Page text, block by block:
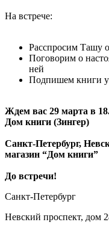
На встрече:
Расспросим Ташу
Поговорим о
ней
Подпишем книги у
Ждем вас 29 марта в
Дом книги (Зингер)
Санкт-Петербург,
магазин “Дом книги”
До встречи!
Санкт-Петербург
Невский проспект, дом